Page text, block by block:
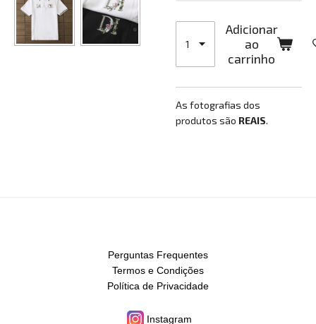
Adicionar
ao
carrinho
As fotografias dos
produtos são REAIS.
Perguntas Frequentes
Termos e Condições
Política de Privacidade
Instagram